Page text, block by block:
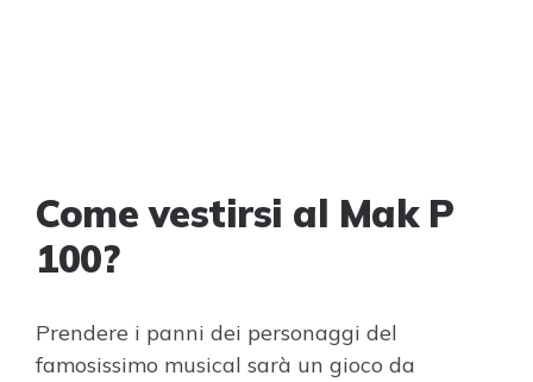
Come vestirsi al Mak P
100?
Prendere i panni dei personaggi del
famosissimo musical sarà un gioco da